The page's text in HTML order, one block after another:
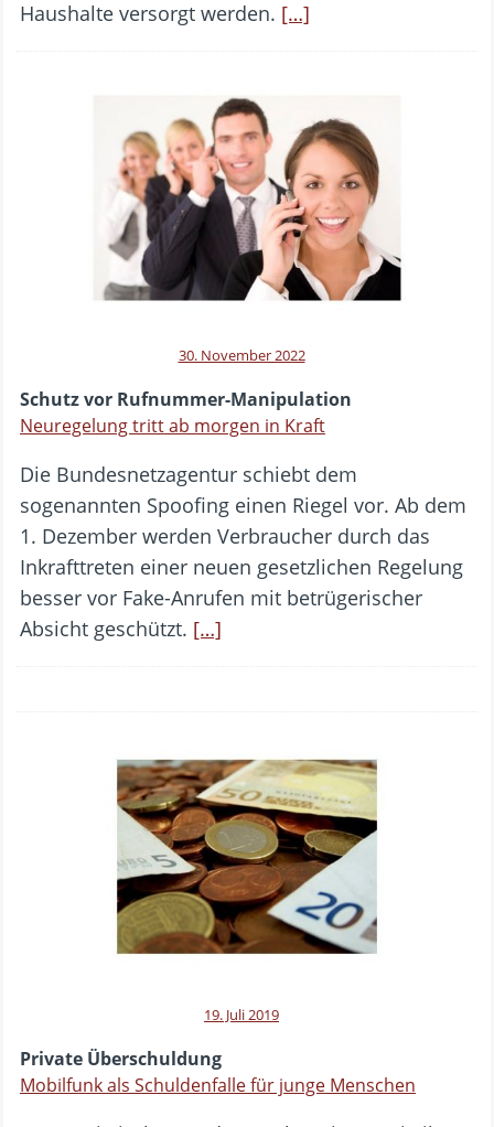
Haushalte versorgt werden. […]
30. November 2022
Schutz vor Rufnummer-Manipulation
Neuregelung tritt ab morgen in Kraft
Die Bundesnetzagentur schiebt dem
sogenannten Spoofing einen Riegel vor. Ab dem
1. Dezember werden Verbraucher durch das
Inkrafttreten einer neuen gesetzlichen Regelung
besser vor Fake-Anrufen mit betrügerischer
Absicht geschützt. […]
19. Juli 2019
Private Überschuldung
Mobilfunk als Schuldenfalle für junge Menschen